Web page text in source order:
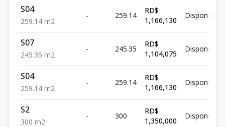
S04
259.14 m2
- 259.14
RD$
1,166,130
Disponible
S07
245.35 m2
- 245.35
RD$
1,104,075
Disponible
S04
259.14 m2
- 259.14
RD$
1,166,130
Disponible
S2
300 m2
- 300
RD$
1,350,000
Disponible